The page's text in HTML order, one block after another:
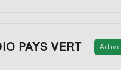
PAYS VERT Active